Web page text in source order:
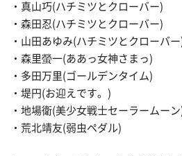
・真山巧(ハチミツとクローバー)
・森田忍(ハチミツとクローバー)
・山田あゆみ(ハチミツとクローバー
・森里螢一(ああっ女神さまっ)
・多田万里(ゴールデンタイム)
・堤円(お迎えです。)
・地場衛(美少女戦士セーラームーン
・荒北靖友(弱虫ペダル)